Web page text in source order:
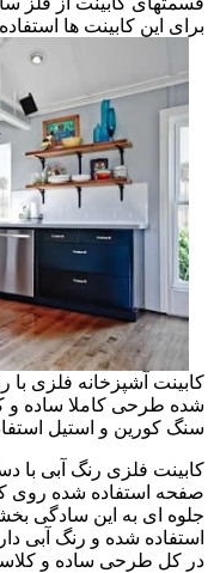
برای این کابینت ها
کابینت آشپزخانه فلزی
شده طرحی کاملا ساده و
سنگ کورین و استیل
کابینت فلزی رنگ آبی با
صفحه استفاده شده روی
جلوه ای به این سادگی
استفاده شده و رنگ آبی
در کل طرحی ساده و